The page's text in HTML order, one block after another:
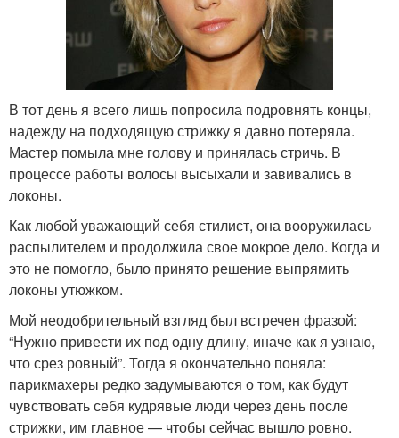
В тот день я всего лишь попросила подровнять концы,
надежду на подходящую стрижку я давно потеряла.
Мастер помыла мне голову и принялась стричь. В
процессе работы волосы высыхали и завивались в
локоны.
Как любой уважающий себя стилист, она вооружилась
распылителем и продолжила свое мокрое дело. Когда и
это не помогло, было принято решение выпрямить
локоны утюжком.
Мой неодобрительный взгляд был встречен фразой:
“Нужно привести их под одну длину, иначе как я узнаю,
что срез ровный”. Тогда я окончательно поняла:
парикмахеры редко задумываются о том, как будут
чувствовать себя кудрявые люди через день после
стрижки, им главное — чтобы сейчас вышло ровно.